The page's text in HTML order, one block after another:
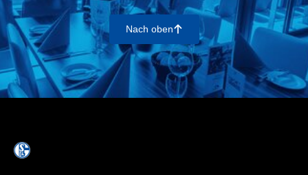
Nach oben􀄨